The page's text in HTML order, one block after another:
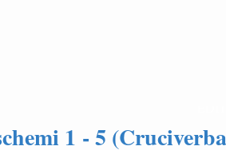
1 - 5 (Cruciverba